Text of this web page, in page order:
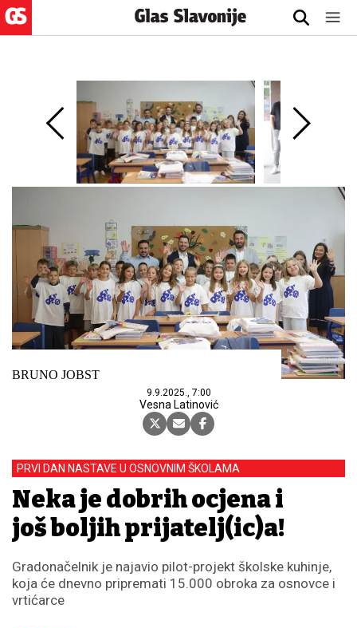
BRUNO JOBST
9.9.2025., 7:00
Vesna Latinović
PRVI DAN NASTAVE U OSNOVNIM ŠKOLAMA
Neka je dobrih ocjena i
još boljih prijatelj(ic)a!
Gradonačelnik je najavio pilot-projekt školske kuhinje,
koja će dnevno pripremati 15.000 obroka za osnovce i
vrtićarce